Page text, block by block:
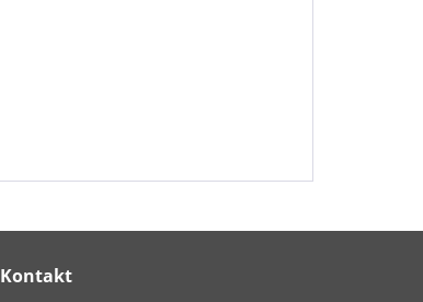
Kontakt